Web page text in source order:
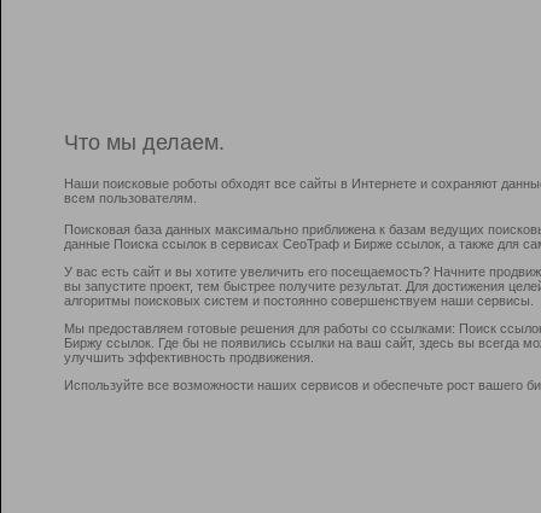
Что мы делаем.
Наши поисковые роботы обходят все сайты в Интернете и сохраняют
всем пользователям.
Поисковая база данных максимально приближена к базам ведущих
данные Поиска ссылок в сервисах СеоТраф и Бирже ссылок, а также для
У вас есть сайт и вы хотите увеличить его посещаемость? Начните
вы запустите проект, тем быстрее получите результат. Для достижения
алгоритмы поисковых систем и постоянно совершенствуем наши сервисы.
Мы предоставляем готовые решения для работы со ссылками: Поиск
Биржу ссылок. Где бы не появились ссылки на ваш сайт, здесь вы всегда
улучшить эффективность продвижения.
Используйте все возможности наших сервисов и обеспечьте рост вашего